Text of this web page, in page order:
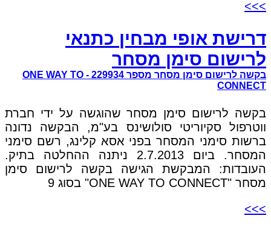
>>>
דרישת אופי מבחין כתנאי
לרישום סימן מסחר
בקשה לרישום סימן מסחר מספר 229934 - ONE WAY TO
CONNECT
בקשה לרישום סימן מסחר שהוגשה על ידי חברת
ווטרפול סקיוריטי סולושינס בע"מ, הבקשה נדונה
ברשות סימני המסחר בפני אסא קלינג, רשם סימני
המסחר. ביום 2.7.2013 ניתנה ההחלטה בתיק.
העובדות: המבקשת הגישה בקשה לרישום סימן
מסחר "ONE WAY TO CONNECT" בסוג 9
>>>